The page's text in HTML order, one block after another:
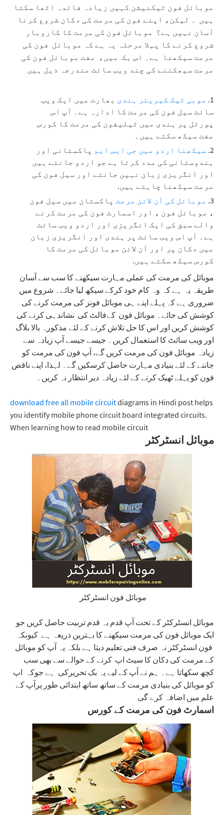
موبائل فون ٹیکنیشن کہیں زیادہ فائدہ اٹھا سکتا
ہیں ۔ لیکن، اپنے فون کی مرمت کی دکان شروع کرنا
آسان نہیں ہے؟ موبائل فون کی مرمت کا کاروبار
شروع کرنے کا پہلا مرحلہ یہ ہے کہ موبائل فون کی
مرمت سیکھنا ہے۔ اس بک میں، مفت موبائل فون کی
مرمت سیھکننے کی چند ویب سائٹ مندرجہ ذیل ہیں
موبی ٹیک کیریئر ہندی بھارت میں ایک ویب
سائٹ سیل فون کی مرمت کا ادارہ ہے۔ آپ اس
پورٹل پر ہندی میں ٹیلیفون کی مرمت کا کورس
مفت سیکھ سکتے ہیں۔
سیکھنا اردو میں جی ایس ایم پاکستانی اور
ہندوستانی کی مدد کرتا ہے جو اردو جانتے ہیں
اور انگریزی زبان نہیں جانتے اور سیل فون کی
مرمت سیکھنا چاہتے ہیں.
موبائل کی آن لائن مرمت پاکستان میں سیل فون
، موبائل فون ، اور اسمارٹ فون کی مرمت کرنے
والے سبق کی ایک انگریزی اور اردو ویب سائٹ
ہے۔ آپ اس ویب سائٹ پر ہندی اور انگریزی زبان
میں دکان پر اور آن لائن موبائل کی مرمت کا
کورس سیکھ سکتے ہیں.
موبائل کی مرمت کی عملی مہارت سیکھنے کا سب سے آسان
طریقہ یہ ہے کہ وہ کام خود کرکے سیکھ لیا جائے۔ شروع میں
ضروری ہے کہ پہلے اپنے ہی موبائل فونز کی مرمت کرنے کی
کوشش کی جائے۔ موبائل فون کےفالٹ کی نشاندہی کرنے کی
کوشش کریں اور اس کا حل تلاش کرنے کے لئے مذکورہ بالا بلاگ
اور ویب سائٹ کا استعمال کریں۔ جیسے جیسے آپ زیادہ سے
زیادہ موبائل فون کی مرمت کریں گے، آپ فون کی مرمت کو
جاننے کے لئے بنیادی مہارت حاصل کرسکیں گے۔ لہذا، اپنے ناقص
فون کو پہلے ٹھیک کرنے کے لئے زیادہ دیر انتظار نہ کریں۔
download free all mobile circuitdiagrams in Hindi post helps
you identify mobile phone circuit board integrated circuits.
When learning how to read mobile circuit
موبائل انسٹرکٹر
موبائل فون انسٹرکٹر
ایک موبائل فون کی مرمت سیکھنے کا بہترین ذریعہ ہے کیونکہ
فون انسٹرکٹر نہ صرف فنی تعلیم دیتا ہے بلکہ یہ آپ کو موبائل
کے مرمت کی دکان کا سیٹ اپ کرنے کے حوالے سے بھی سب
کچھ سکھاتا ہے۔ ہم نے آپ کے لیے یہ بک تحریرکی ہے جوکہ اپ
کو موبائل کی بنیادی مرمت کے ساتھ ساتھ ابتدائی طور پرآپ کے
علم میں اضافہ کرے گی
اسمارٹ فون کی مرمت کے کورس